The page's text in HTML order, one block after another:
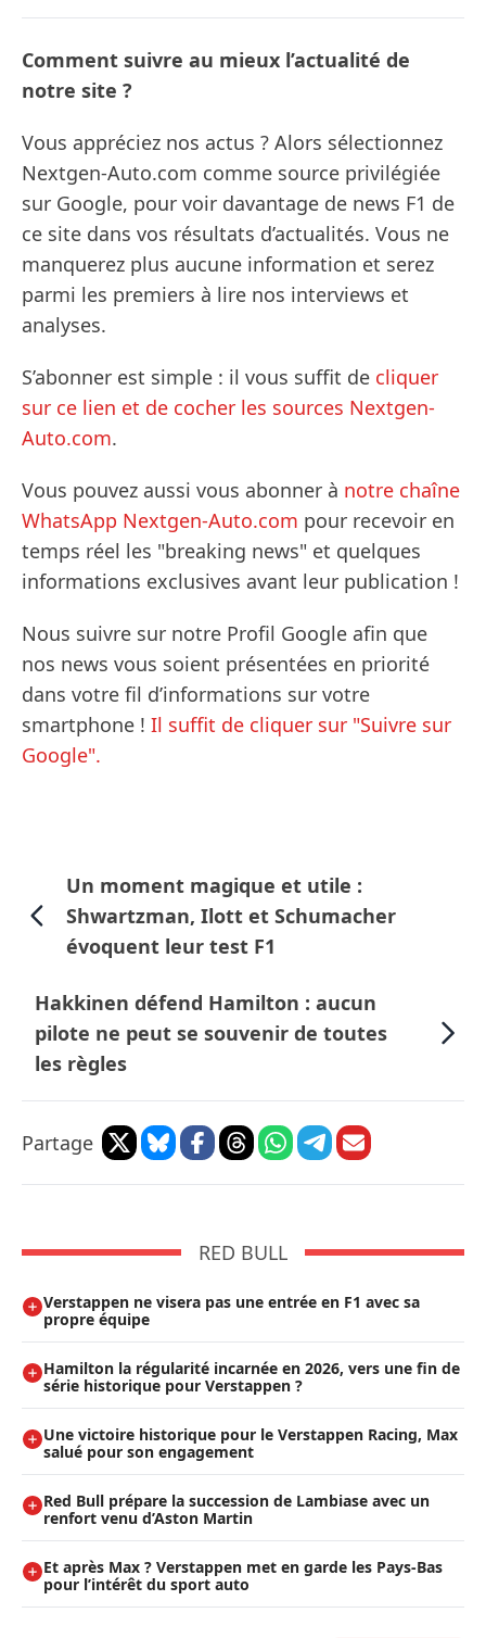
Comment suivre au mieux l’actualité de
notre site ?
Vous appréciez nos actus ? Alors sélectionnez
Nextgen-Auto.com comme source privilégiée
sur Google, pour voir davantage de news F1 de
ce site dans vos résultats d’actualités. Vous ne
manquerez plus aucune information et serez
parmi les premiers à lire nos interviews et
analyses.
S’abonner est simple : il vous suffit de cliquer
sur ce lien et de cocher les sources Nextgen-
Auto.com.
Vous pouvez aussi vous abonner à notre chaîne
WhatsApp Nextgen-Auto.com pour recevoir en
temps réel les "breaking news" et quelques
informations exclusives avant leur publication !
Nous suivre sur notre Profil Google afin que
nos news vous soient présentées en priorité
dans votre fil d’informations sur votre
smartphone ! Il suffit de cliquer sur "Suivre sur
Google".
Un moment magique et utile :
Shwartzman, Ilott et Schumacher
évoquent leur test F1
Hakkinen défend Hamilton : aucun
pilote ne peut se souvenir de toutes
les règles
Partage
RED BULL
Verstappen ne visera pas une entrée en F1 avec sa
propre équipe
Hamilton la régularité incarnée en 2026, vers une fin de
série historique pour Verstappen ?
Une victoire historique pour le Verstappen Racing, Max
salué pour son engagement
Red Bull prépare la succession de Lambiase avec un
renfort venu d’Aston Martin
Et après Max ? Verstappen met en garde les Pays-Bas
pour l’intérêt du sport auto